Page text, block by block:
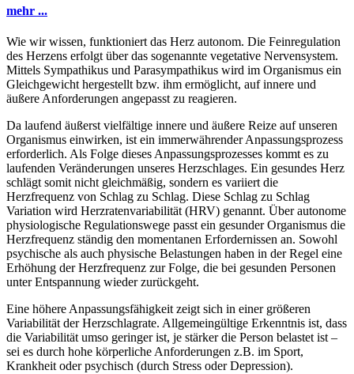
mehr ...
Wie wir wissen, funktioniert das Herz autonom. Die Feinregulation
des Herzens erfolgt über das sogenannte vegetative Nervensystem.
Mittels Sympathikus und Parasympathikus wird im Organismus ein
Gleichgewicht hergestellt bzw. ihm ermöglicht, auf innere und
äußere Anforderungen angepasst zu reagieren.
Da laufend äußerst vielfältige innere und äußere Reize auf unseren
Organismus einwirken, ist ein immerwährender Anpassungsprozess
erforderlich. Als Folge dieses Anpassungsprozesses kommt es zu
laufenden Veränderungen unseres Herzschlages. Ein gesundes Herz
schlägt somit nicht gleichmäßig, sondern es variiert die
Herzfrequenz von Schlag zu Schlag. Diese Schlag zu Schlag
Variation wird Herzratenvariabilität (HRV) genannt. Über autonome
physiologische Regulationswege passt ein gesunder Organismus die
Herzfrequenz ständig den momentanen Erfordernissen an. Sowohl
psychische als auch physische Belastungen haben in der Regel eine
Erhöhung der Herzfrequenz zur Folge, die bei gesunden Personen
unter Entspannung wieder zurückgeht.
Eine höhere Anpassungsfähigkeit zeigt sich in einer größeren
Variabilität der Herzschlagrate. Allgemeingültige Erkenntnis ist, dass
die Variabilität umso geringer ist, je stärker die Person belastet ist –
sei es durch hohe körperliche Anforderungen z.B. im Sport,
Krankheit oder psychisch (durch Stress oder Depression).